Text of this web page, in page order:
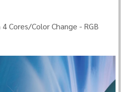
Cores/Color Change - RGB